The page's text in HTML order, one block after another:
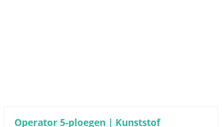
Operator 5-ploegen | Kunststof